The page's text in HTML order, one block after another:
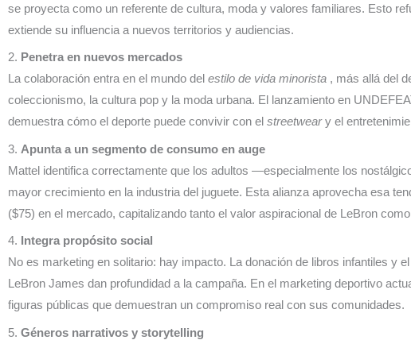
se proyecta como un referente de cultura, moda y valores familiares. Esto
extiende su influencia a nuevos territorios y audiencias.
2. Penetra en nuevos mercados
La colaboración entra en el mundo del estilo de vida minorista , más allá del
coleccionismo, la cultura pop y la moda urbana. El lanzamiento en
demuestra cómo el deporte puede convivir con el streetweary el
3. Apunta a un segmento de consumo en auge
Mattel identifica correctamente que los adultos —especialmente los
mayor crecimiento en la industria del juguete. Esta alianza aprovecha esa
($75) en el mercado, capitalizando tanto el valor aspiracional de LeBron
4. Integra propósito social
No es marketing en solitario: hay impacto. La donación de libros infantiles y
LeBron James dan profundidad a la campaña. En el marketing deportivo
figuras públicas que demuestran un compromiso real con sus comunidades.
5. Géneros narrativos y storytelling